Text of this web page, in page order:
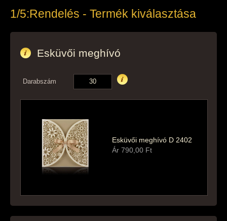
1/5:Rendelés - Termék kiválasztása
Esküvői meghívó
Darabszám
Esküvői meghívó D 2402
Ár 790,00 Ft